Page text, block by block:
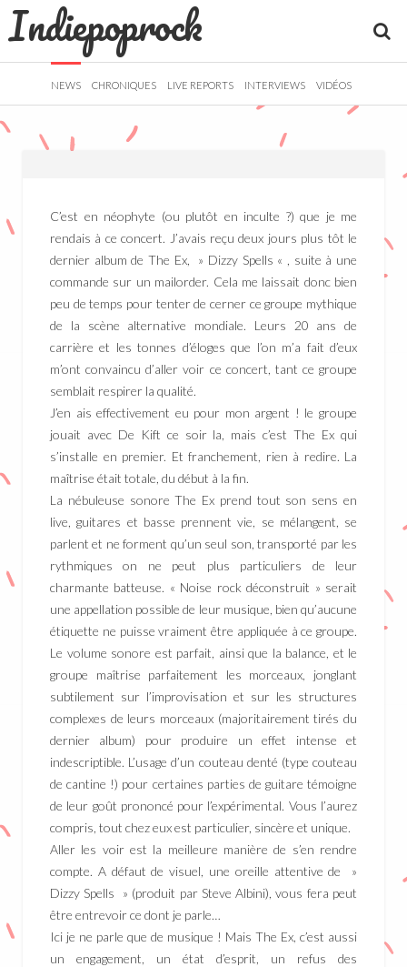
Indiepoprock
NEWS CHRONIQUES LIVE REPORTS INTERVIEWS VIDÉOS
C’est en néophyte (ou plutôt en inculte ?) que je me
rendais à ce concert. J’avais reçu deux jours plus tôt le
dernier album de The Ex, » Dizzy Spells « , suite à une
commande sur un mailorder. Cela me laissait donc bien
peu de temps pour tenter de cerner ce groupe mythique
de la scène alternative mondiale. Leurs 20 ans de
carrière et les tonnes d’éloges que l’on m’a fait d’eux
m’ont convaincu d’aller voir ce concert, tant ce groupe
semblait respirer la qualité.
J’en ais effectivement eu pour mon argent ! le groupe
jouait avec De Kift ce soir la, mais c’est The Ex qui
s’installe en premier. Et franchement, rien à redire. La
maîtrise était totale, du début à la fin.
La nébuleuse sonore The Ex prend tout son sens en
live, guitares et basse prennent vie, se mélangent, se
parlent et ne forment qu’un seul son, transporté par les
rythmiques on ne peut plus particuliers de leur
charmante batteuse. « Noise rock déconstruit » serait
une appellation possible de leur musique, bien qu’aucune
étiquette ne puisse vraiment être appliquée à ce groupe.
Le volume sonore est parfait, ainsi que la balance, et le
groupe maîtrise parfaitement les morceaux, jonglant
subtilement sur l’improvisation et sur les structures
complexes de leurs morceaux (majoritairement tirés du
dernier album) pour produire un effet intense et
indescriptible. L’usage d’un couteau denté (type couteau
de cantine !) pour certaines parties de guitare témoigne
de leur goût prononcé pour l’expérimental. Vous l’aurez
compris, tout chez eux est particulier, sincère et unique.
Aller les voir est la meilleure manière de s’en rendre
compte. A défaut de visuel, une oreille attentive de »
Dizzy Spells » (produit par Steve Albini), vous fera peut
être entrevoir ce dont je parle…
Ici je ne parle que de musique ! Mais The Ex, c’est aussi
un engagement, un état d’esprit, un refus des